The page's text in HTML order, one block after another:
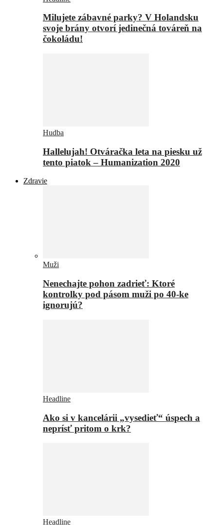
Milujete zábavné parky? V Holandsku
svoje brány otvorí jedinečná továreň na
čokoládu!
Hudba
Hallelujah! Otváračka leta na piesku už
tento piatok – Humanization 2020
Zdravie
Muži
Nenechajte pohon zadrieť: Ktoré
kontrolky pod pásom muži po 40-ke
ignorujú?
Headline
Ako si v kancelárii „vysedieť“ úspech a
neprísť pritom o krk?
Headline